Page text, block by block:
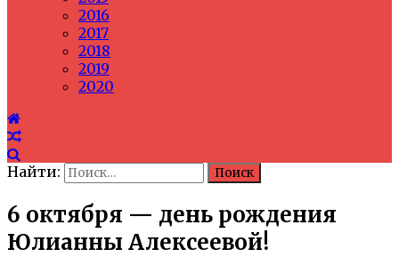
2016
2017
2018
2019
2020
Найти:
6 октября — день рождения
Юлианны Алексеевой!